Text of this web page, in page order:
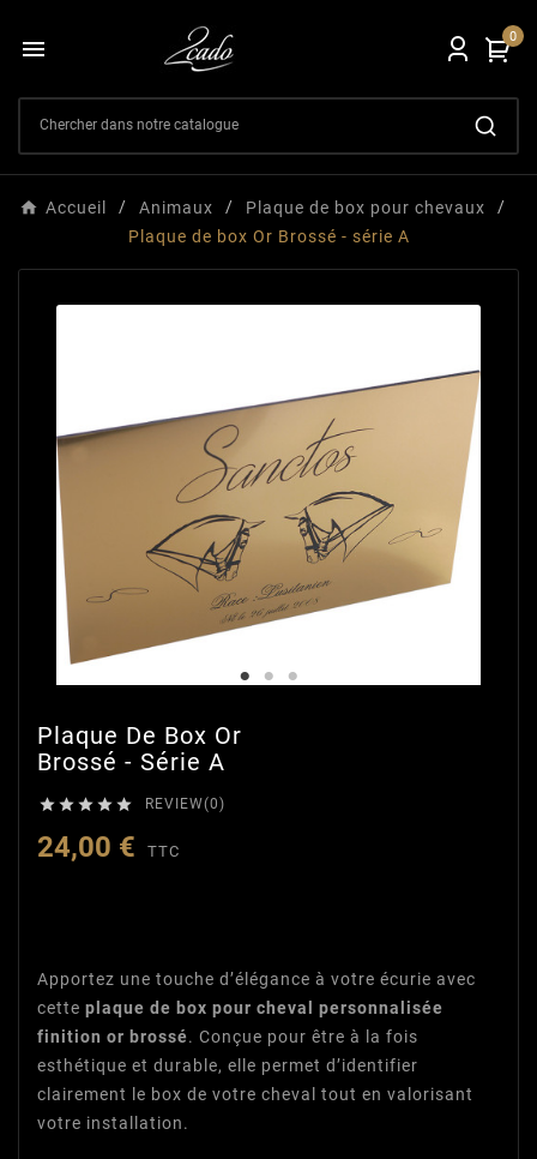
 0
Accueil Animaux
Plaque de box pour chevaux
Plaque de box Or Brossé - série A
Plaque De Box Or
Brossé - Série A
     REVIEW(0)
24,00 € TTC
Apportez une touche d’élégance à votre écurie avec
cette plaque de box pour cheval personnalisée
finition or brossé. Conçue pour être à la fois
esthétique et durable, elle permet d’identifier
clairement le box de votre cheval tout en valorisant
votre installation.